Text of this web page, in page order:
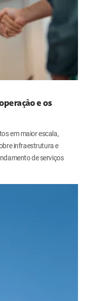
e os
em maior escala,
infraestrutura e
de serviços